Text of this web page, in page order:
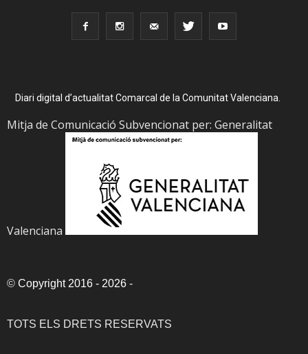
Diari digital d’actualitat Comarcal de la Comunitat Valenciana.
Mitja de Comunicació Subvencionat per: Generalitat
Valenciana
© Copyright 2016 - 2026 -
TOTS ELS DRETS RESERVATS